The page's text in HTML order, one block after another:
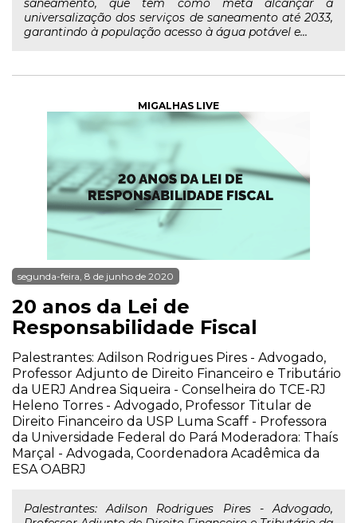
saneamento, que tem como meta alcançar a
universalização dos serviços de saneamento até 2033,
garantindo à população acesso à água potável e...
MIGALHAS LIVE
segunda-feira, 8 de junho de 2020
20 anos da Lei de
Responsabilidade Fiscal
Palestrantes: Adilson Rodrigues Pires - Advogado,
Professor Adjunto de Direito Financeiro e Tributário
da UERJ Andrea Siqueira - Conselheira do TCE-RJ
Heleno Torres - Advogado, Professor Titular de
Direito Financeiro da USP Luma Scaff - Professora
da Universidade Federal do Pará Moderadora: Thaís
Marçal - Advogada, Coordenadora Acadêmica da
ESA OABRJ
Palestrantes: Adilson Rodrigues Pires - Advogado,